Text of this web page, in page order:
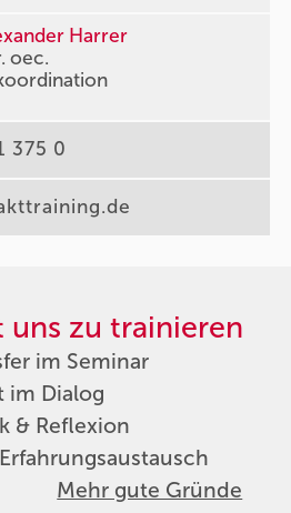
Harrer
oec.
375 0
zu trainieren
im Seminar
im Dialog
& Reflexion
Mehr gute Gründe